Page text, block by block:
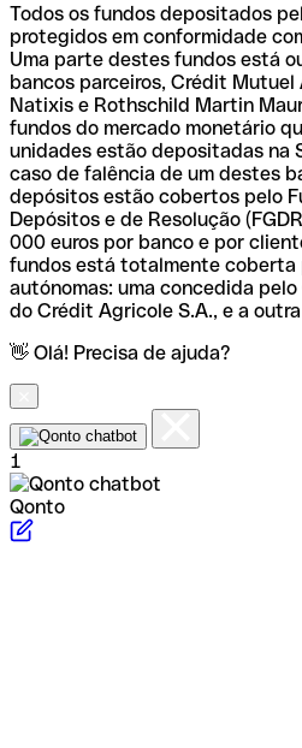
Todos os fundos depositados
protegidos em conformidade
Uma parte destes fundos está
bancos parceiros, Crédit Mutuel
Natixis e Rothschild Martin
fundos do mercado monetário
unidades estão depositadas na
caso de falência de um destes
depósitos estão cobertos pelo
Depósitos e de Resolução
000 euros por banco e por
fundos está totalmente coberta
autónomas: uma concedida
do Crédit Agricole S.A., e a
👋 Olá! Precisa de ajuda?
1
Qonto